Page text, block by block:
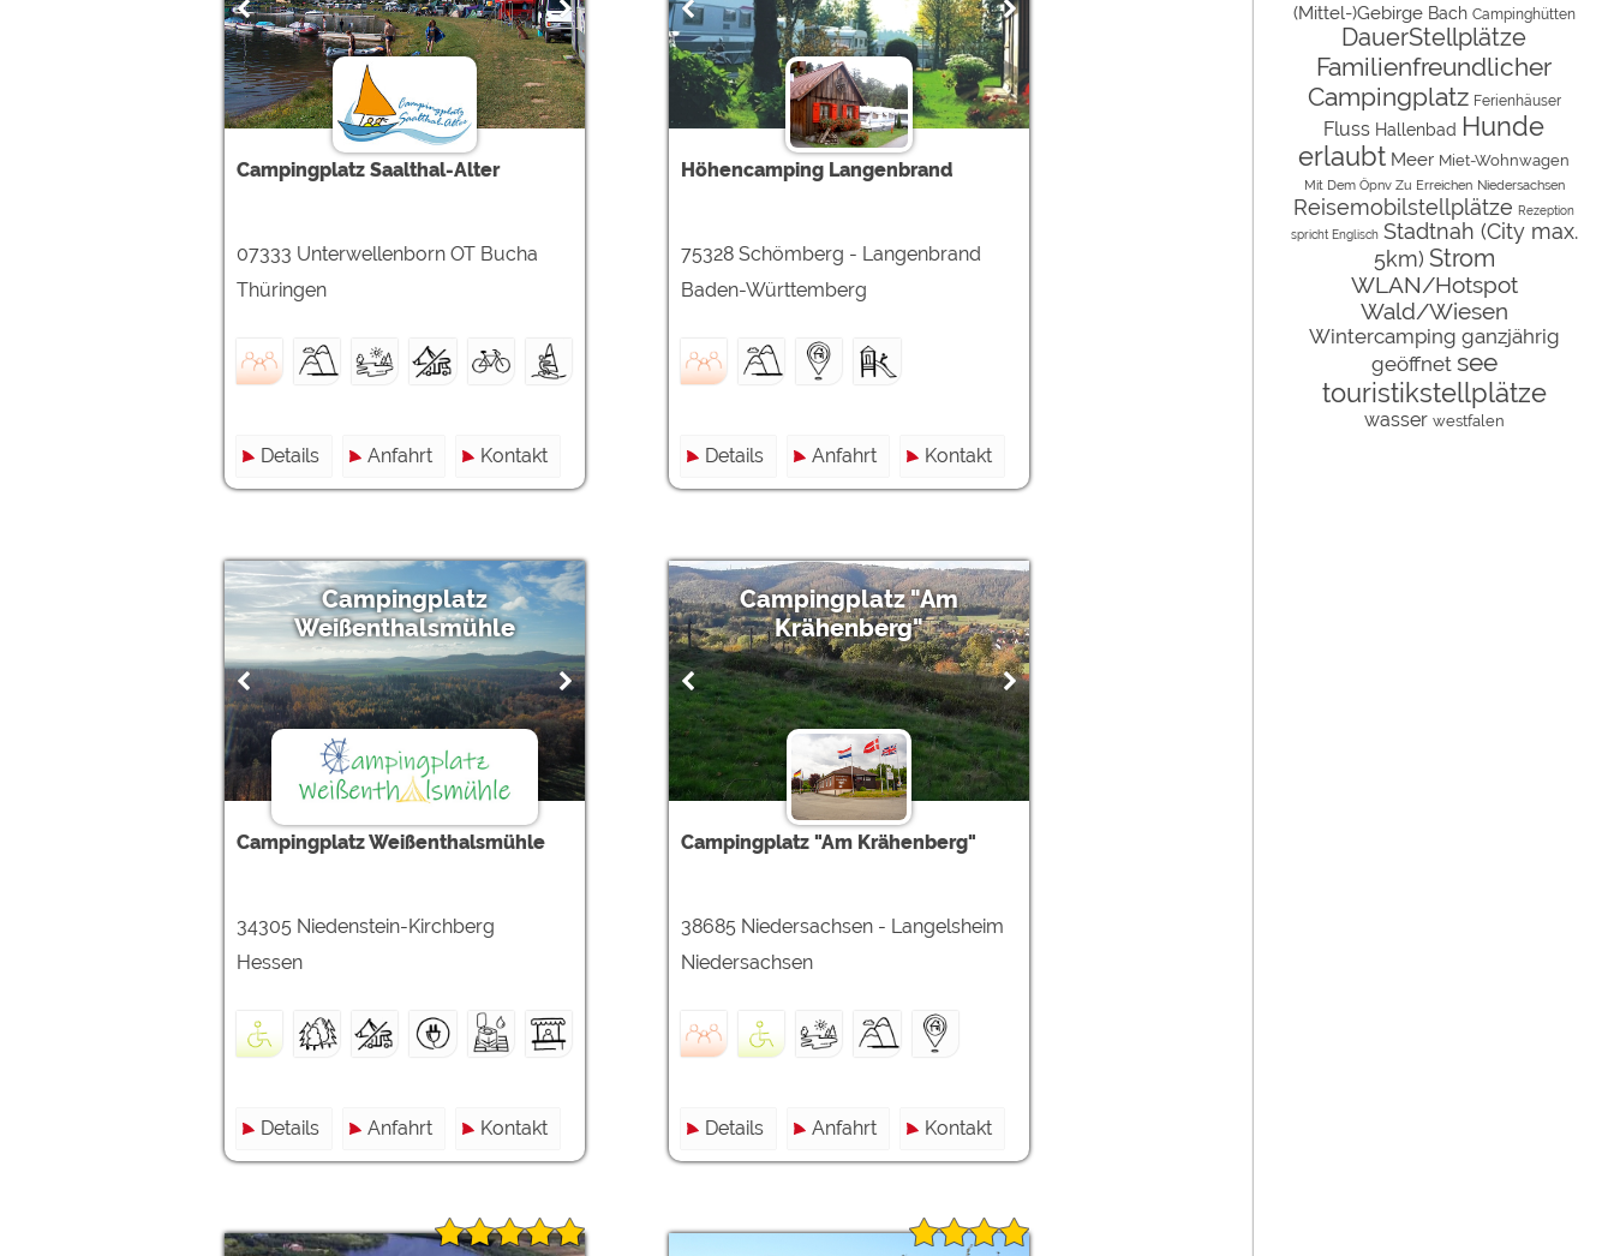
Campingplatz Saalthal-Alter
07333 Unterwellenborn OT Bucha
Thüringen
Details Anfahrt Kontakt
Höhencamping Langenbrand
75328 Schömberg - Langenbrand
Baden-Württemberg
Details Anfahrt Kontakt
Campingplatz
Weißenthalsmühle
Campingplatz Weißenthalsmühle
34305 Niedenstein-Kirchberg
Hessen
Details Anfahrt Kontakt
Campingplatz "Am
Krähenberg"
Campingplatz "Am Krähenberg"
38685 Niedersachsen - Langelsheim
Niedersachsen
Details Anfahrt Kontakt
(Mittel-)Gebirge Bach Campinghütten
DauerStellplätze
Familienfreundlicher
Campingplatz Ferienhäuser
Fluss Hallenbad Hunde
erlaubt Meer Miet-Wohnwagen
Mit Dem Öpnv Zu Erreichen Niedersachsen
Reisemobilstellplätze Rezeption
spricht Englisch Stadtnah (City max.
5km) Strom
WLAN/Hotspot
Wald/Wiesen
Wintercamping ganzjährig
geöffnet see
touristikstellplätze
wasser westfalen